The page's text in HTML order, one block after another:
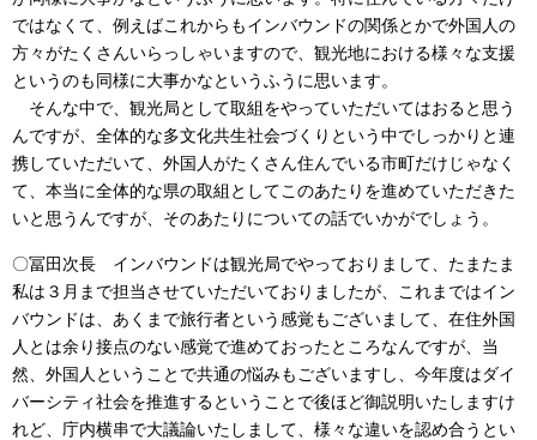
ではなくて、例えばこれからもインバウンドの関係とかで外国人の
方々がたくさんいらっしゃいますので、観光地における様々な支援
というのも同様に大事かなというふうに思います。
そんな中で、観光局として取組をやっていただいてはおると思う
んですが、全体的な多文化共生社会づくりという中でしっかりと連
携していただいて、外国人がたくさん住んでいる市町だけじゃなく
て、本当に全体的な県の取組としてこのあたりを進めていただきた
いと思うんですが、そのあたりについての話でいかがでしょう。
〇冨田次長 インバウンドは観光局でやっておりまして、たまたま
私は３月まで担当させていただいておりましたが、これまではイン
バウンドは、あくまで旅行者という感覚もございまして、在住外国
人とは余り接点のない感覚で進めておったところなんですが、当
然、外国人ということで共通の悩みもございますし、今年度はダイ
バーシティ社会を推進するということで後ほど御説明いたしますけ
れど、庁内横串で大議論いたしまして、様々な違いを認め合うとい